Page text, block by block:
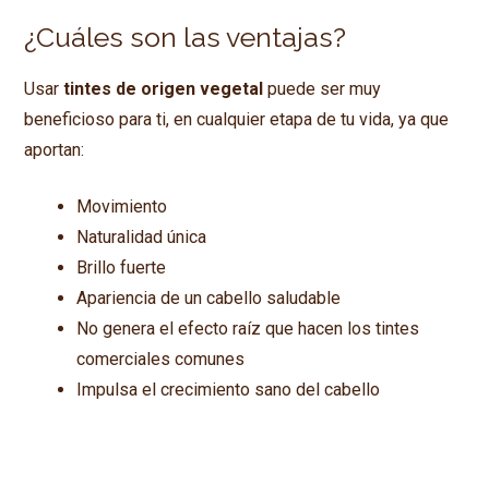
¿Cuáles son las ventajas?
Usartintes de origen vegetalpuede ser muy
beneficioso para ti, en cualquier etapa de tu vida, ya que
aportan:
Movimiento
Naturalidad única
Brillo fuerte
Apariencia de un cabello saludable
No genera el efecto raíz que hacen los tintes
comerciales comunes
Impulsa el crecimiento sano del cabello